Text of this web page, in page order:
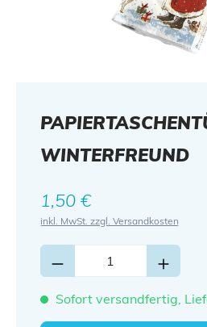
WINTERFREUND
Regulärer Preis:
1,50 €
inkl. MwSt. zzgl. Versandkosten
Sofort versandfertig,